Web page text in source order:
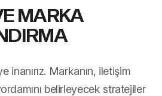
MARKA
inanırız. Markanın, iletişim
belirleyecek stratejiler